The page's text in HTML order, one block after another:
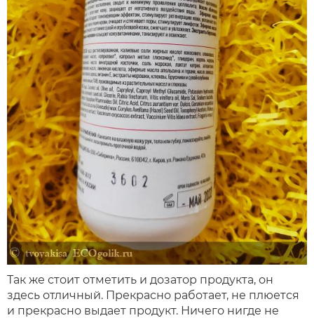
Так же стоит отметить и дозатор продукта, он
здесь отличный. Прекрасно работает, не плюется
и прекрасно выдает продукт. Ничего нигде не